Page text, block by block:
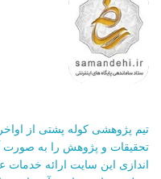
تحقیقات و پژوهش را به صورت
اندازی این سایت ارائه